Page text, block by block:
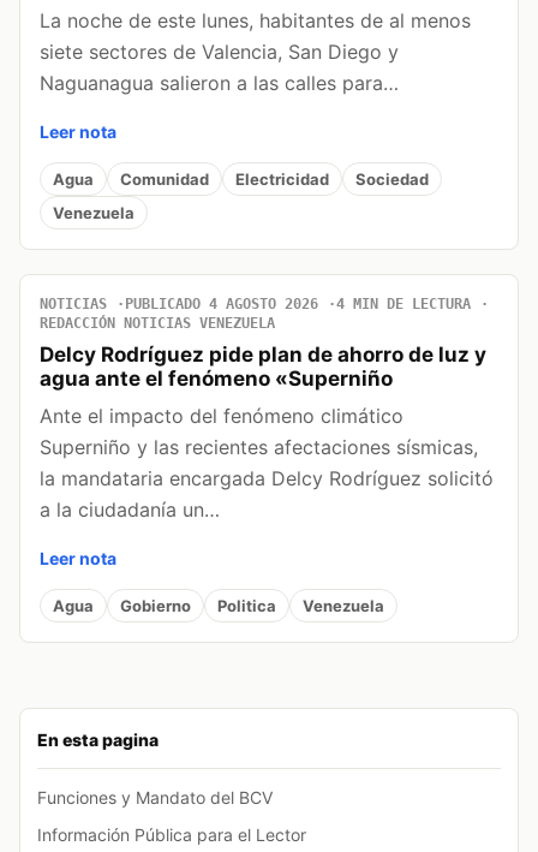
En esta pagina
Funciones y Mandato del BCV
Información Pública para el Lector
La noche de este lunes, habitantes de al menos
siete sectores de Valencia, San Diego y
Naguanagua salieron a las calles para…
Leer nota
Agua Comunidad Electricidad
Sociedad
Venezuela
NOTICIAS PUBLICADO 4 AGOSTO 2026
4 MIN DE LECTURA
REDACCIÓN NOTICIAS VENEZUELA
Delcy Rodríguez pide plan de ahorro de luz y
agua ante el fenómeno «Superniño
Ante el impacto del fenómeno climático
Superniño y las recientes afectaciones sísmicas,
la mandataria encargada Delcy Rodríguez solicitó
a la ciudadanía un…
Leer nota
Agua Gobierno Politica Venezuela